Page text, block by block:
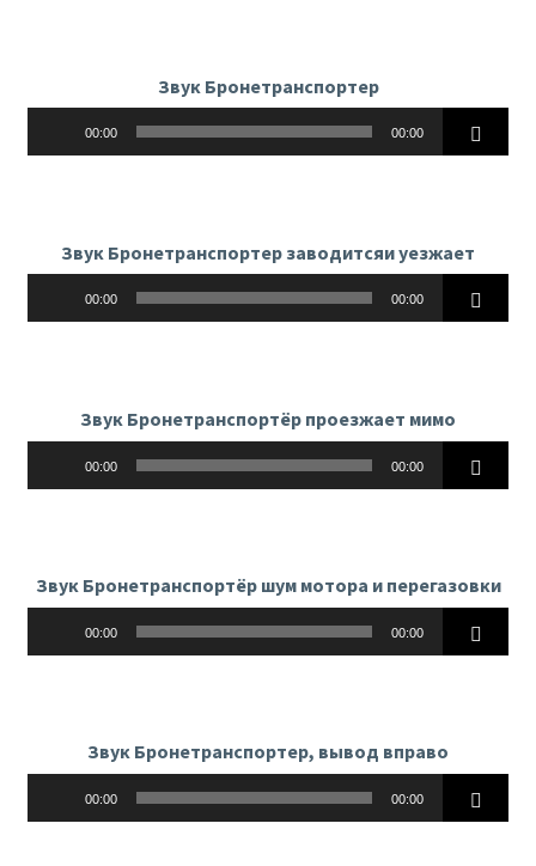
Звук Бронетранспортер
00:00 00:00
Звук Бронетранспортер заводитсяи уезжает
00:00 00:00
Звук Бронетранспортёр проезжает мимо
00:00 00:00
Звук Бронетранспортёр шум мотора и перегазовки
00:00 00:00
Звук Бронетранспортер, вывод вправо
00:00 00:00